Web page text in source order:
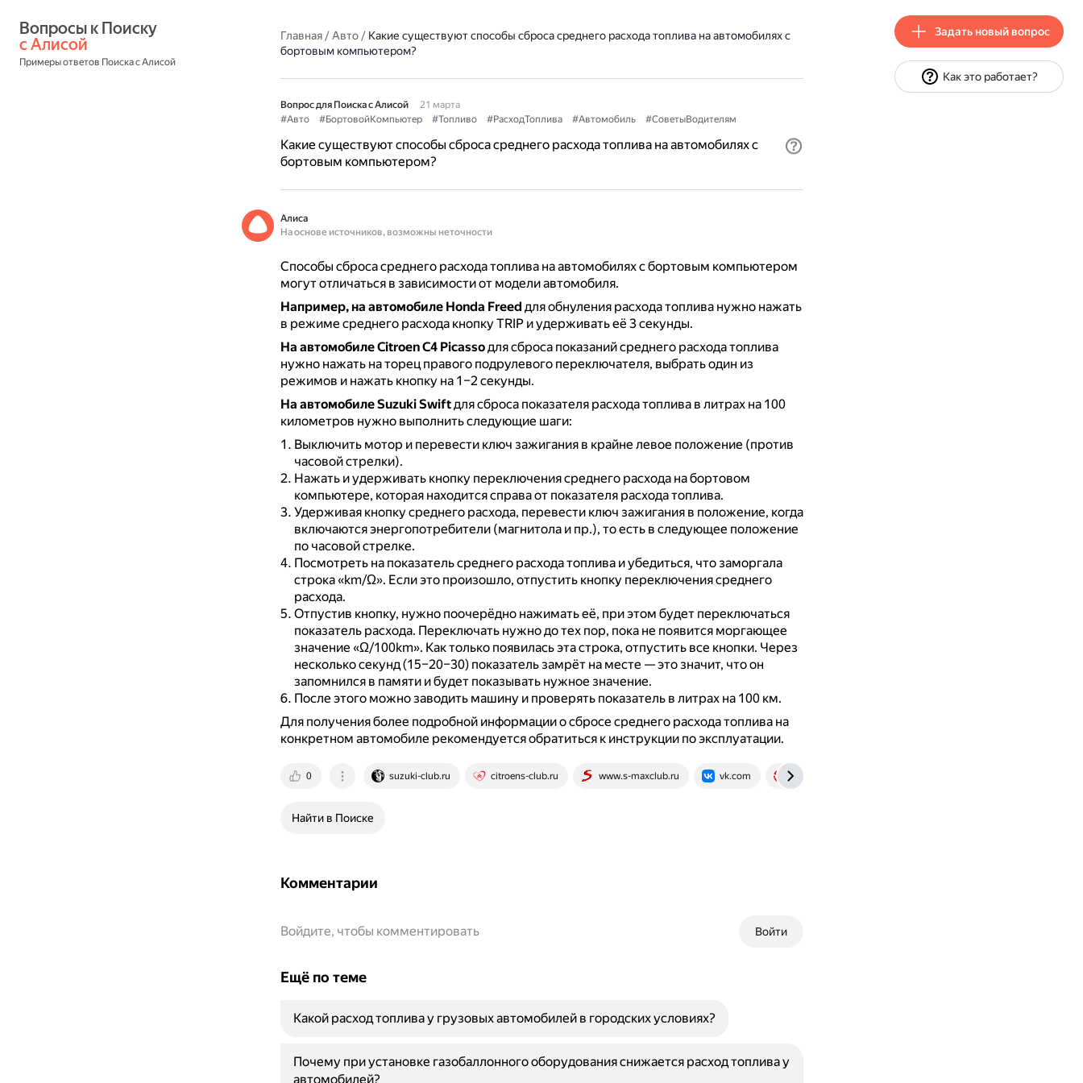
с Алисой
Примеры ответов Поиска с Алисой
Главная/Авто/ Какие существуют способы сброса среднего расхода топлива на автомобилях с
бортовым компьютером?
Вопрос для Поиска с Алисой
21 марта
#Авто
#БортовойКомпьютер #Топливо #РасходТоплива #Автомобиль #СоветыВодителям
Какие существуют способы сброса среднего расхода топлива на автомобилях с
бортовым компьютером?
Алиса
На основе источников, возможны неточности
Способы сброса среднего расхода топлива на автомобилях с бортовым компьютером
могут отличаться в зависимости от модели автомобиля.
Например, на автомобиле Honda Freed для обнуления расхода топлива нужно нажать
в режиме среднего расхода кнопку TRIP и удерживать её 3 секунды.
На автомобиле Citroen C4 Picassoдля сброса показаний среднего расхода топлива
нужно нажать на торец правого подрулевого переключателя, выбрать один из
режимов и нажать кнопку на 1–2 секунды.
На автомобиле Suzuki Swiftдля сброса показателя расхода топлива в литрах на 100
километров нужно выполнить следующие шаги:
Выключить мотор и перевести ключ зажигания в крайне левое положение (против
часовой стрелки).
Нажать и удерживать кнопку переключения среднего расхода на бортовом
компьютере, которая находится справа от показателя расхода топлива.
Удерживая кнопку среднего расхода, перевести ключ зажигания в положение, когда
включаются энергопотребители (магнитола и пр.), то есть в следующее положение
по часовой стрелке.
Посмотреть на показатель среднего расхода топлива и убедиться, что заморгала
строка «km/Ω». Если это произошло, отпустить кнопку переключения среднего
расхода.
Отпустив кнопку, нужно поочерёдно нажимать её, при этом будет переключаться
показатель расхода. Переключать нужно до тех пор, пока не появится моргающее
значение «Ω/100km». Как только появилась эта строка, отпустить все кнопки. Через
несколько секунд (15–20–30) показатель замрёт на месте — это значит, что он
запомнился в памяти и будет показывать нужное значение.
После этого можно заводить машину и проверять показатель в литрах на 100 км.
Для получения более подробной информации о сбросе среднего расхода топлива на
конкретном автомобиле рекомендуется обратиться к инструкции по эксплуатации.
0 suzuki-club.ru citroens-club.ru www.s-maxclub.ru vk.com www.drom.ru
Найти в Поиске
Комментарии
Войти
Войдите, чтобы комментировать
Ещё по теме
Какой расход топлива у грузовых автомобилей в городских условиях?
Почему при установке газобаллонного оборудования снижается расход топлива у
автомобилей?
Задать новый вопрос
Как это работает?